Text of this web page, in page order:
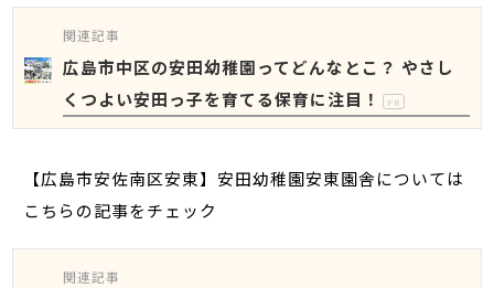
関連記事
広島市中区の安田幼稚園ってどんなとこ？ やさし
くつよい安田っ子を育てる保育に注目！
PR
【広島市安佐南区安東】安田幼稚園安東園舎については
こちらの記事をチェック
関連記事